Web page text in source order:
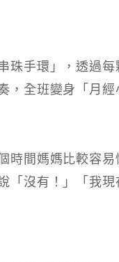
珠手環」，透過
全班變身「月經
時間媽媽比較容
「沒有！」「我